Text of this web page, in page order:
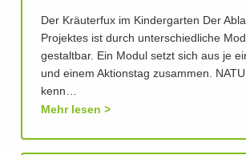
Der Kräuterfux im Kindergarten Der
Projektes ist durch unterschiedliche
gestaltbar. Ein Modul setzt sich aus je
und einem Aktionstag zusammen.
kenn…
Mehr lesen